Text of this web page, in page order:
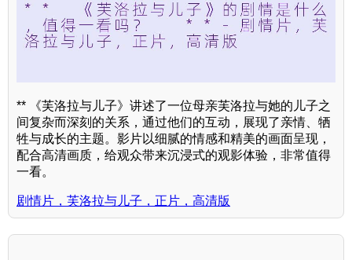
** 《芙洛拉与儿子》讲述了一位母亲芙洛拉与她的儿子之
间复杂而深刻的关系，通过他们的互动，展现了亲情、牺
牲与成长的主题。影片以细腻的情感和精美的画面呈现，
配合高清画质，给观众带来沉浸式的观影体验，非常值得
一看。
剧情片，芙洛拉与儿子，正片，高清版